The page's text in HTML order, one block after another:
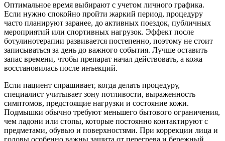
Оптимальное время выбирают с учетом личного графика.
Если нужно спокойно пройти жаркий период, процедуру
часто планируют заранее, до активных поездок, публичных
мероприятий или спортивных нагрузок. Эффект после
ботулинотерапии развивается постепенно, поэтому не стоит
записываться за день до важного события. Лучше оставить
запас времени, чтобы препарат начал действовать, а кожа
восстановилась после инъекций.
Если пациент спрашивает, когда делать процедуру,
специалист учитывает зону потливости, выраженность
симптомов, предстоящие нагрузки и состояние кожи.
Подмышки обычно требуют меньшего бытового ограничения,
чем ладони или стопы, которые постоянно контактируют с
предметами, обувью и поверхностями. При коррекции лица и